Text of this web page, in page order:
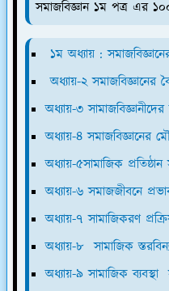
সমাজবিজ্ঞান ১ম পত্র এর
১ম অধ্যায় :
অধ্যায়-২ সমাজবিজ্ঞানের
অধ্যায়-৩
অধ্যায়-৪ সমাজবিজ্ঞানের
অধ্যায়-৫সামাজিক
অধ্যায়-৬ সমাজজীবনে
অধ্যায়-৭ সামাজিকরণ
অধ্যায়-৮ সামাজিক
অধ্যায়-৯ সামাজিক